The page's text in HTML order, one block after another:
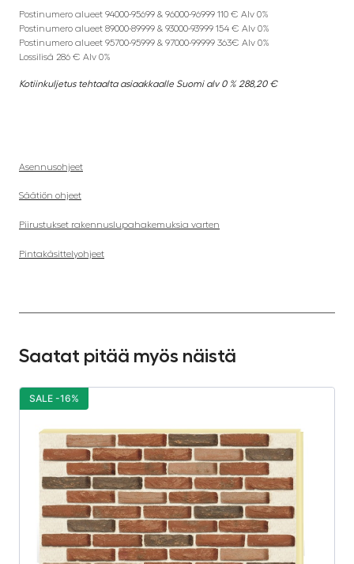
Postinumero alueet 94000-95699 & 96000-96999 110 € Alv 0%
Postinumero alueet 89000-89999 & 93000-93999 154 € Alv 0%
Postinumero alueet 95700-95999 & 97000-99999 363€ Alv 0%
Lossilisä 286 € Alv 0%
Kotiinkuljetus tehtaalta asiaakkaalle Suomi alv 0 % 288,20 €
Asennusohjeet
Säätiön ohjeet
Piirustukset rakennuslupahakemuksia varten
Pintakäsittelyohjeet
Saatat pitää myös näistä
SALE -16%